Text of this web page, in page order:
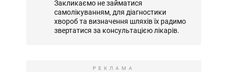
Закликаємо не займатися
самолікуванням, для діагностики
хвороб та визначення шляхів їх радимо
звертатися за консультацією лікарів.
РЕКЛАМА